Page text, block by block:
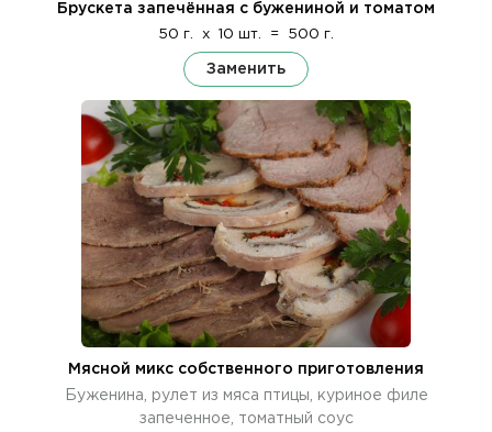
Брускета запечённая с бужениной и томатом
50 г. x 10 шт. = 500 г.
Заменить
Мясной микс собственного приготовления
Буженина, рулет из мяса птицы, куриное филе
запеченное, томатный соус